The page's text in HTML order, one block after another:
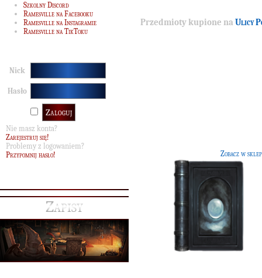
Szkolny Discord
Ramesville na Facebooku
Ramesville na Instagramie
Ramesville na TikToku
Nick
Hasło
Nie masz konta?
Zarejestruj się!
Problemy z logowaniem?
Przypomnij hasło!
Zapisy
Przedmioty kupione naUlicy
Zobacz w